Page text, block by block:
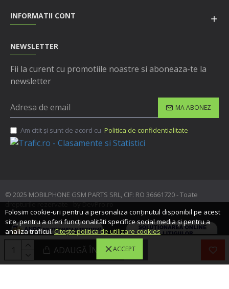
ADAUGĂ ÎN COŞ
INFORMATII CONT
NEWSLETTER
Fii la curent cu promotiile noastre si aboneaza-te la
newsletter
MA ABONEZ
Am citit şi sunt de acord cu Politica de confidentialitate
© 2025 MOBILPHONE GSM PARTS SRL, CIF: RO 36661720 - Toate
drepturile rezervate - by DevPro.ro
ACCEPT
Folosim cookie-uri pentru a personaliza conținutul disponibil pe acest
site, pentru a oferi funcționalităti specifice social media și pentru a
analiza traficul.Citește politica de utilizare cookies